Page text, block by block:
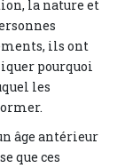
la nature et
ils ont
pourquoi
les
âge antérieur
que ces